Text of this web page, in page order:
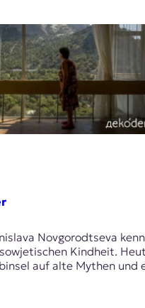
Novgorodtseva
Kindheit.
auf alte Mythen und